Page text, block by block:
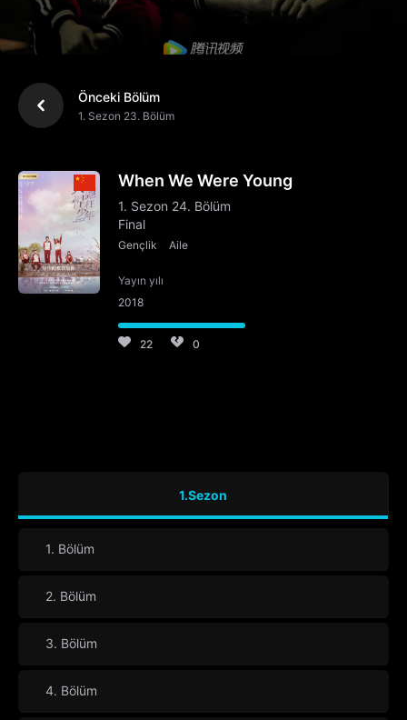
Önceki Bölüm
1. Sezon 23. Bölüm
When We Were Young
1. Sezon 24. Bölüm
Final
Gençlik Aile
Yayın yılı
2018
22 0
1.Sezon
1. Bölüm
2. Bölüm
3. Bölüm
4. Bölüm